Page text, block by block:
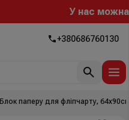
У нас можна
+380686760130
Блок паперу для фліпчарту,